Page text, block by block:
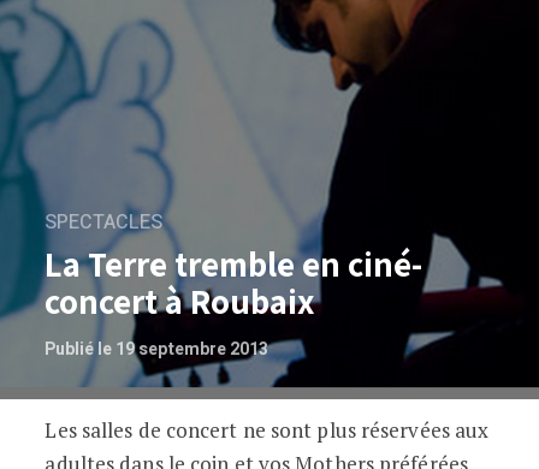
SPECTACLES
La Terre tremble en ciné-
concert à Roubaix
Publié le 19 septembre 2013
La Terre tremble en ciné-concert à
Les salles de concert ne sont plus réservées aux